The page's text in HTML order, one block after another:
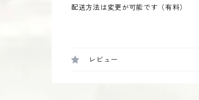
配送方法は変更が可能です（有料）
レビュー